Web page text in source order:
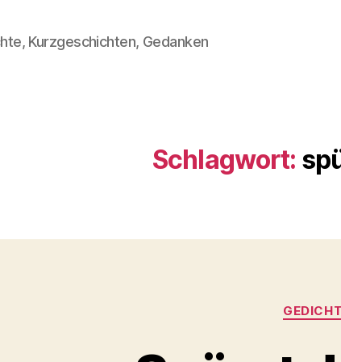
Kurzgeschichten, Gedanken
Schlagwort: